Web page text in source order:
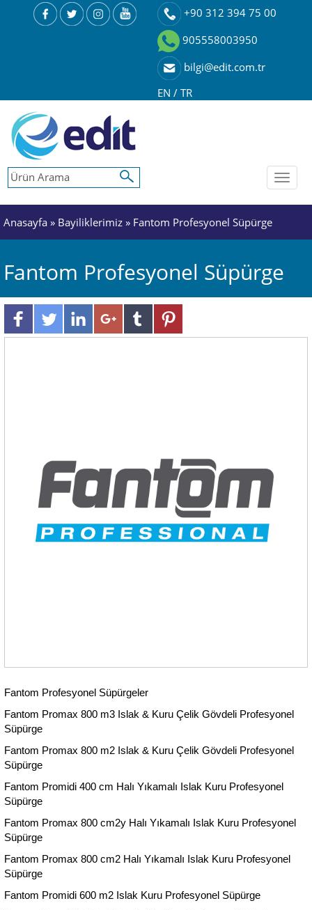
+90 312 394 75 00
905558003950
bilgi@edit.com.tr
EN / TR
Toggle
Anasayfa » Bayiliklerimiz » Fantom Profesyonel Süpürge
Fantom Profesyonel Süpürge
Fantom Profesyonel Süpürgeler
Fantom Promax 800 m3 Islak & Kuru Çelik Gövdeli Profesyonel
Süpürge
Fantom Promax 800 m2 Islak & Kuru Çelik Gövdeli Profesyonel
Süpürge
Fantom Promidi 400 cm Halı Yıkamalı Islak Kuru Profesyonel
Süpürge
Fantom Promax 800 cm2y Halı Yıkamalı Islak Kuru Profesyonel
Süpürge
Fantom Promax 800 cm2 Halı Yıkamalı Islak Kuru Profesyonel
Süpürge
Fantom Promidi 600 m2 Islak Kuru Profesyonel Süpürge